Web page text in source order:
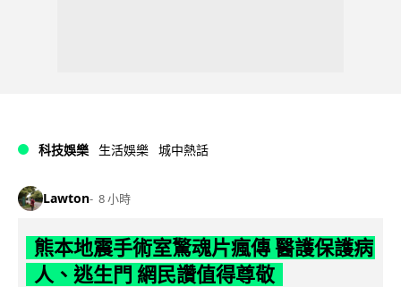
科技娛樂 生活娛樂 城中熱話
Lawton 8 小時
熊本地震手術室驚魂片瘋傳 醫護保護病
人、逃生門 網民讚值得尊敬